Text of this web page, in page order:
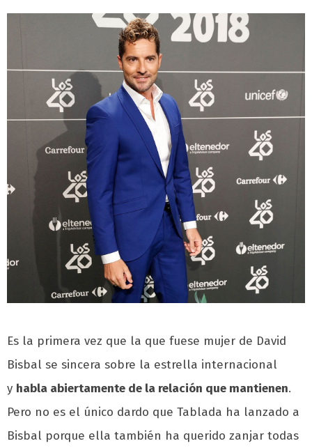
Es la primera vez que la que fuese mujer de David
Bisbal se sincera sobre la estrella internacional
y habla abiertamente de la relación que mantienen.
Pero no es el único dardo que Tablada ha lanzado a
Bisbal porque ella también ha querido zanjar todas